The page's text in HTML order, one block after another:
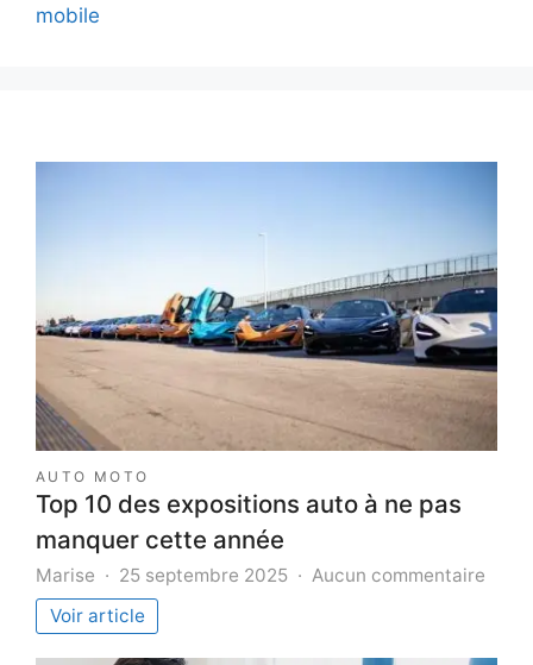
mobile
AUTO MOTO
Top 10 des expositions auto à ne pas
manquer cette année
Marise 25 septembre 2025 Aucun commentaire
Voir article